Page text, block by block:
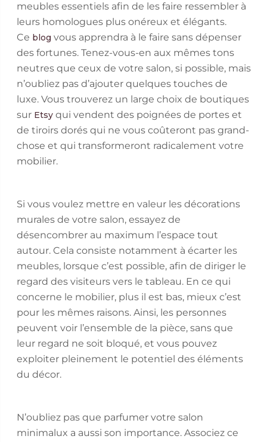
meubles essentiels afin de les faire ressembler à
leurs homologues plus onéreux et élégants.
Ce blog vous apprendra à le faire sans dépenser
des fortunes. Tenez-vous-en aux mêmes tons
neutres que ceux de votre salon, si possible, mais
n’oubliez pas d’ajouter quelques touches de
luxe. Vous trouverez un large choix de boutiques
surEtsyqui vendent des poignées de portes et
de tiroirs dorés qui ne vous coûteront pas grand-
chose et qui transformeront radicalement votre
mobilier.
Si vous voulez mettre en valeur les décorations
murales de votre salon, essayez de
désencombrer au maximum l’espace tout
autour. Cela consiste notamment à écarter les
meubles, lorsque c’est possible, afin de diriger le
regard des visiteurs vers le tableau. En ce qui
concerne le mobilier, plus il est bas, mieux c’est
pour les mêmes raisons. Ainsi, les personnes
peuvent voir l’ensemble de la pièce, sans que
leur regard ne soit bloqué, et vous pouvez
exploiter pleinement le potentiel des éléments
du décor.
N’oubliez pas que parfumer votre salon
minimalux a aussi son importance. Associez ce